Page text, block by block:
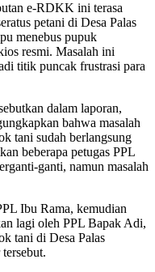
e-RDKK ini terasa
petani di Desa Palas
menebus pupuk
resmi. Masalah ini
titik puncak frustrasi para
dalam laporan,
bahwa masalah
tani sudah berlangsung
beberapa petugas PPL
ganti, namun masalah
Ibu Rama, kemudian
lagi oleh PPL Bapak Adi,
tani di Desa Palas